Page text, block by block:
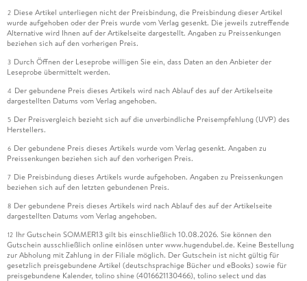
2 Diese Artikel unterliegen nicht der Preisbindung, die Preisbindung dieser Artikel
wurde aufgehoben oder der Preis wurde vom Verlag gesenkt. Die jeweils zutreffende
Alternative wird Ihnen auf der Artikelseite dargestellt. Angaben zu Preissenkungen
beziehen sich auf den vorherigen Preis.
3 Durch Öffnen der Leseprobe willigen Sie ein, dass Daten an den Anbieter der
Leseprobe übermittelt werden.
4 Der gebundene Preis dieses Artikels wird nach Ablauf des auf der Artikelseite
dargestellten Datums vom Verlag angehoben.
5 Der Preisvergleich bezieht sich auf die unverbindliche Preisempfehlung (UVP) des
Herstellers.
6 Der gebundene Preis dieses Artikels wurde vom Verlag gesenkt. Angaben zu
Preissenkungen beziehen sich auf den vorherigen Preis.
7 Die Preisbindung dieses Artikels wurde aufgehoben. Angaben zu Preissenkungen
beziehen sich auf den letzten gebundenen Preis.
8 Der gebundene Preis dieses Artikels wird nach Ablauf des auf der Artikelseite
dargestellten Datums vom Verlag angehoben.
12 Ihr Gutschein SOMMER13 gilt bis einschließlich 10.08.2026. Sie können den
Gutschein ausschließlich online einlösen unter www.hugendubel.de. Keine Bestellung
zur Abholung mit Zahlung in der Filiale möglich. Der Gutschein ist nicht gültig für
gesetzlich preisgebundene Artikel (deutschsprachige Bücher und eBooks) sowie für
preisgebundene Kalender, tolino shine (4016621130466), tolino select und das